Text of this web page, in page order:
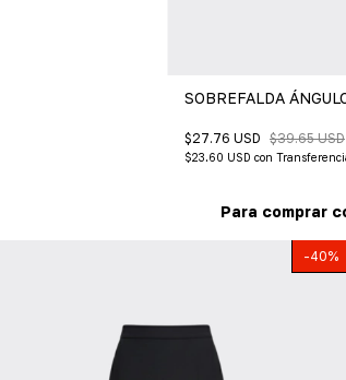
SOBREFALDA
$27.76 USD $39.65 USD
$23.60 USD con
Para comprar
-40%